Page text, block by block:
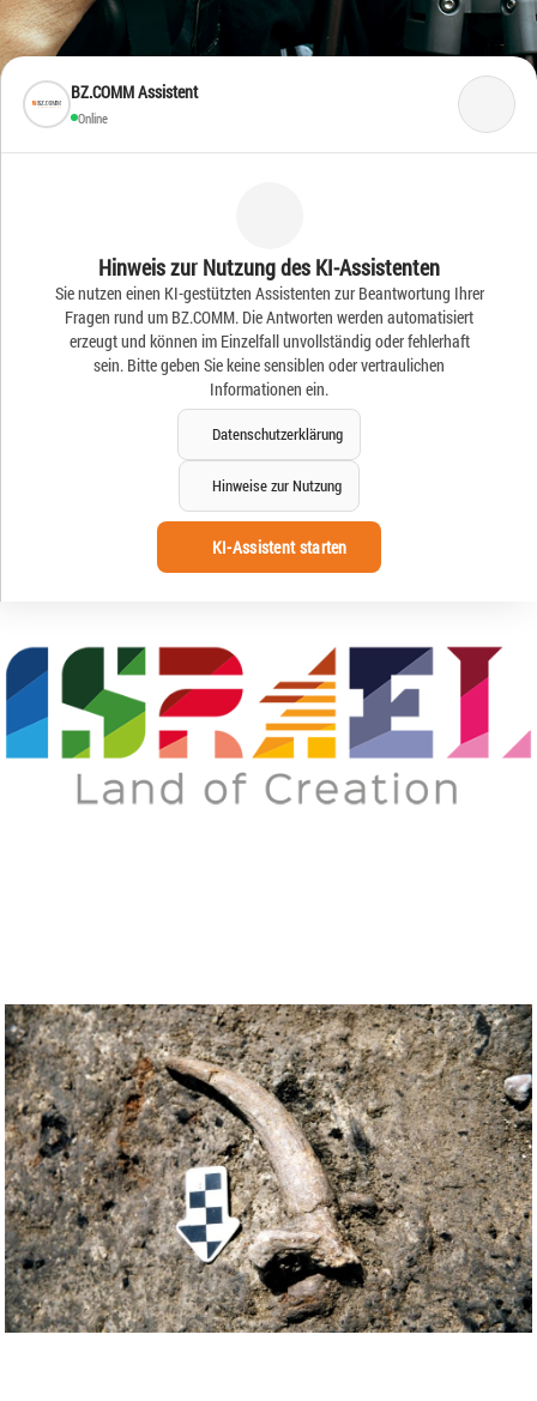
BZ.COMM Assistent
Online
Hinweis zur Nutzung des KI-Assistenten
Sie nutzen einen KI-gestützten Assistenten zur Beantwortung Ihrer
Fragen rund um BZ.COMM. Die Antworten werden automatisiert
erzeugt und können im Einzelfall unvollständig oder fehlerhaft
sein. Bitte geben Sie keine sensiblen oder vertraulichen
Informationen ein.
Datenschutzerklärung
Hinweise zur Nutzung
KI-Assistent starten
Frische Ideen – Frische
News